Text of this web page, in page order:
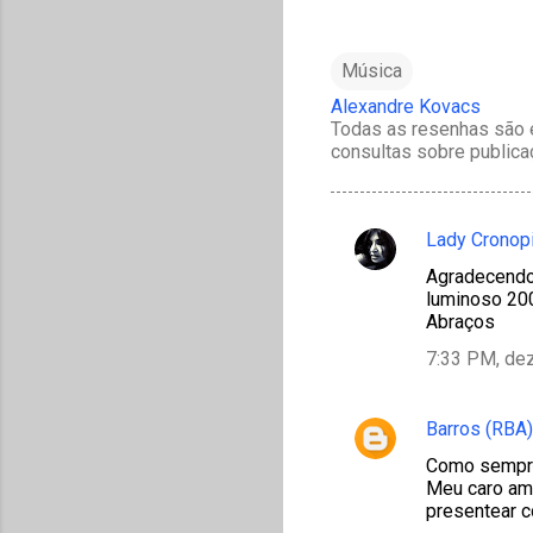
Música
Alexandre Kovacs
Todas as resenhas são
consultas sobre
C
á
Lady
luminoso
Abraços
7:33 PM,
Barros (RBA)
Como
Meu caro
presentear